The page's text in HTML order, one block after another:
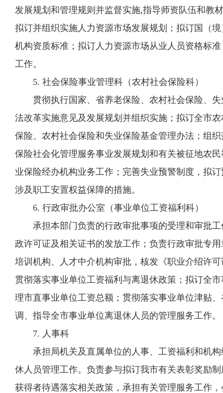
发展规划和管理规则并监督实施,指导师资队伍和教
拟订并组织实施人力资源市场发展规划；拟订国（
机构资质标准；拟订人力资源市场从业人员资格标
工作。
5. 社会保险事业管理科（农村社会保险科）
贯彻执行国家、省养老保险、农村社会保险、失
法改革实施意见及发展规划并组织实施；拟订全市
保险、农村社会保险和失业保险基金管理办法；组
保险社会化管理服务事业发展规划和有关被征地农
业保险经办机构业务工作；完善失业预警制度，拟
涉及职工安置权益保障的措施。
6. 行政审批办公室（事业单位工资福利科）
承担本部门负责的行政审批事项的受理和审批工
政许可证及相关证书的发放工作；负责行政审批专
培训机构、人才中介机构审批，核发《职业介绍许
贯彻落实事业单位工资福利与离退休政策；拟订全
理市直事业单位工资总额；贯彻落实事业单位津贴
调、指导全市事业单位离退休人员的管理服务工作。
7. 人事科
承担局机关及直属单位的人事、工资福利和机构
休人员管理工作。负责参与拟订我市有关表彰奖励
获得者待遇落实相关政策，承担有关管理服务工作